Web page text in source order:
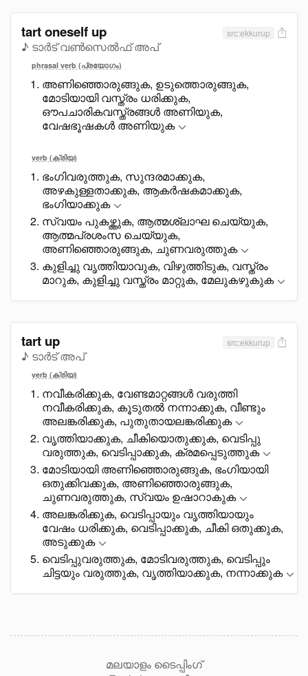
tart oneself up
♪ ടാർട് വൺസെൽഫ് അപ്
src:ekkurup
phrasal verb (പ്രയോഗം)
അണിഞ്ഞൊരുങ്ങുക, ഉടുത്തൊരുങ്ങുക,
മോടിയായി വസ്ത്രം ധരിക്കുക,
ഔപചാരികവസ്ത്രങ്ങൾ അണിയുക,
വേഷഭൂഷകൾ അണിയുക
verb (ക്രിയ)
ഭംഗിവരുത്തുക, സുന്ദരമാക്കുക,
അഴകുള്ളതാക്കുക, ആകർഷകമാക്കുക,
ഭംഗിയാക്കുക
സ്വയം പുകഴ്ത്തുക, ആത്മശ്ലാഘ ചെയ്യുക,
ആത്മപ്രശംസ ചെയ്യുക,
അണിഞ്ഞൊരുങ്ങുക, ചുണവരുത്തുക
കുളിച്ചു വൃത്തിയാവുക, വിഴുത്തിടുക, വസ്ത്രം
മാറുക, കുളിച്ചു വസ്ത്രം മാറ്റുക, മേലുകഴുകുക
tart up
♪ ടാർട് അപ്
src:ekkurup
verb (ക്രിയ)
നവീകരിക്കുക, വേണ്ടമാറ്റങ്ങൾ വരുത്തി
നവീകരിക്കുക, കൂടുതൽ നന്നാക്കുക, വീണ്ടും
അലങ്കരിക്കുക, പുതുതായലങ്കരിക്കുക
വൃത്തിയാക്കുക, ചീകിയൊതുക്കുക, വെടിപ്പു
വരുത്തുക, വെടിപ്പാക്കുക, ക്രമപ്പെടുത്തുക
മോടിയായി അണിഞ്ഞൊരുങ്ങുക, ഭംഗിയായി
ഒതുക്കിവക്കുക, അണിഞ്ഞൊരുങ്ങുക,
ചുണവരുത്തുക, സ്വയം ഉഷാറാകുക
അലങ്കരിക്കുക, വെടിപ്പായും വൃത്തിയായും
വേഷം ധരിക്കുക, വെടിപ്പാക്കുക, ചീകി ഒതുക്കുക,
അടുക്കുക
വെടിപ്പുവരുത്തുക, മോടിവരുത്തുക, വെടിപ്പും
ചിട്ടയും വരുത്തുക, വൃത്തിയാക്കുക, നന്നാക്കുക
മലയാളം ടൈപ്പിംഗ്